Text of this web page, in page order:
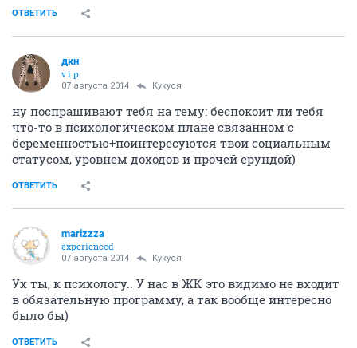
ОТВЕТИТЬ
дкн
v.i.p.
07 августа 2014 Кукуся
ну поспрашивают тебя на тему: беспокоит ли тебя
что-то в психологическом плане связанном с
беременностью+поинтересуются твои социальным
статусом, уровнем доходов и прочей ерундой)
ОТВЕТИТЬ
marizzza
experienced
07 августа 2014 Кукуся
Ух ты, к психологу.. У нас в ЖК это видимо не входит
в обязательную программу, а так вообще интересно
было бы)
ОТВЕТИТЬ